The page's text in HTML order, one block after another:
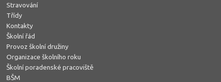
Stravování
Třídy
Kontakty
Školní řád
Provoz školní družiny
Organizace školního roku
Školní poradenské pracoviště
BŠM